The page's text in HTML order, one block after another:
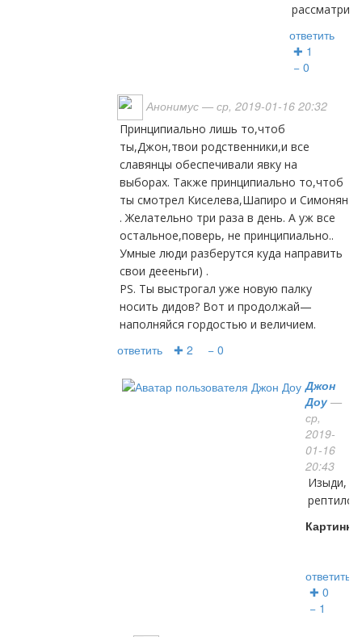
ответить
✚ 1
− 0
Анонимус — ср, 2019-01-16 20:32
Принципиально лишь то,чтоб
ты,Джон,твои родственники,и все
славянцы обеспечивали явку на
выборах. Также принципиально то,чтоб
ты смотрел Киселева,Шапиро и Симонян
. Желательно три раза в день. А уж все
остальное,поверь, не принципиально..
Умные люди разберутся куда направить
свои деееньги) .
PS. Ты выстрогал уже новую палку
носить дидов? Вот и продолжай—
наполняйся гордостью и величием.
ответить ✚ 2 − 0
Джон
Доу —
ср,
2019-
01-16
20:43
изыди,
ответить
✚ 0
− 1